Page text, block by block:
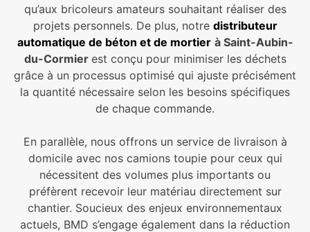
qu’aux bricoleurs amateurs souhaitant réaliser des
projets personnels. De plus, notre distributeur
automatique de béton et de mortier à Saint-Aubin-
du-Cormier est conçu pour minimiser les déchets
grâce à un processus optimisé qui ajuste précisément
la quantité nécessaire selon les besoins spécifiques
de chaque commande.
En parallèle, nous offrons un service de livraison à
domicile avec nos camions toupie pour ceux qui
nécessitent des volumes plus importants ou
préfèrent recevoir leur matériau directement sur
chantier. Soucieux des enjeux environnementaux
actuels, BMD s’engage également dans la réduction